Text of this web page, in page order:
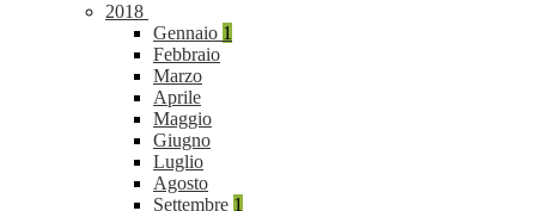
2018
Gennaio 1
Febbraio
Marzo
Aprile
Maggio
Giugno
Luglio
Agosto
Settembre 1